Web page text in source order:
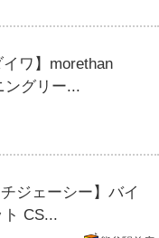
イワ】morethan
ングリー...
チジェーシー】バイ
ト CS...